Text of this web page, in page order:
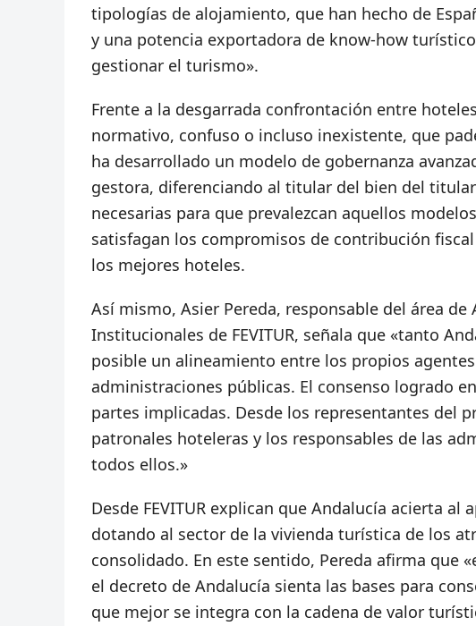
tipologías de alojamiento, que han hecho de
y una potencia exportadora de know-how
gestionar el turismo».
Frente a la desgarrada confrontación entre
normativo, confuso o incluso inexistente, que
ha desarrollado un modelo de gobernanza
gestora, diferenciando al titular del bien del
necesarias para que prevalezcan aquellos
satisfagan los compromisos de contribución
los mejores hoteles.
Así mismo, Asier Pereda, responsable del área
Institucionales de FEVITUR, señala que «tanto
posible un alineamiento entre los propios
administraciones públicas. El consenso logrado
partes implicadas. Desde los representantes del
patronales hoteleras y los responsables de las
todos ellos.»
Desde FEVITUR explican que Andalucía acierta
dotando al sector de la vivienda turística de los
consolidado. En este sentido, Pereda afirma que
el decreto de Andalucía sienta las bases para
que mejor se integra con la cadena de valor